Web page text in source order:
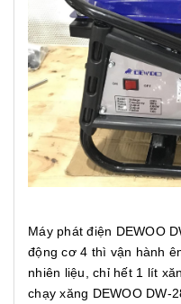
Máy phát điện DEWOO
động cơ 4 thì vận hành
nhiên liệu, chỉ hết 1 lít
chạy xăng DEWOO DW-